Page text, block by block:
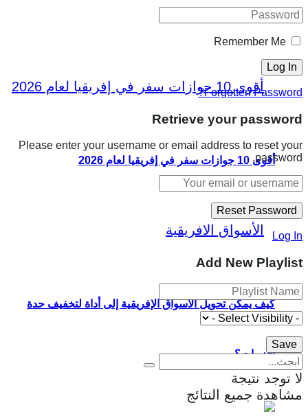
بعد الثورة
أقوى 10 جوازات سفر في إفريقيا لعام 2026
كيف يمكن تحويل الأسواق الإفريقية إلى أداة لتخفيف حدة
الأزمات؟
Remember Me
Forgotten Password?
Retrieve your password
Please enter your username or email address to reset your
password.
Log In
Add New Playlist
لا توجد نتيجة
مشاهدة جميع النتائج